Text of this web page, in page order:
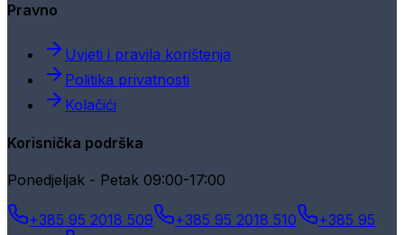
Pravno
Uvjeti i pravila korištenja
Politika privatnosti
Kolačići
Korisnička podrška
Ponedjeljak - Petak 09:00-17:00
+385 95 2018 509 +385 95 2018 510
+385 95